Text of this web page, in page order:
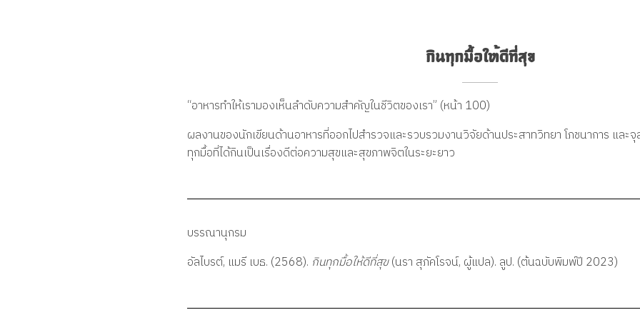
ทุ
ก
มื้
อ
กินทุกมื้อให้ดีที่สุข
“อาหารทำให้เรามองเห็นลำดับความสำคัญในชีวิตของเรา” (หน้า 100)
ผลงานของนักเขียนด้านอาหารที่ออกไปสำรวจและรวบรวมงานวิจัยด้านประสาทวิทยา โภชนาการ และ
ทุกมื้อที่ได้กินเป็นเรื่องดีต่อความสุขและสุขภาพจิตในระยะยาว
บรรณานุกรม
อัลไบรต์, แมรี เบธ. (2568). กินทุกมื้อให้ดีที่สุข(นรา สุภัคโรจน์, ผู้แปล). ลูป. (ต้นฉบับพิมพ์ปี 2023)